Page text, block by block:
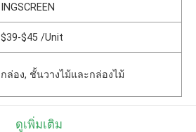
INGSCREEN
$39-$45 /Unit
กล่อง, ชั้นวางไม้และกล่องไม้
ดูเพิ่มเติม